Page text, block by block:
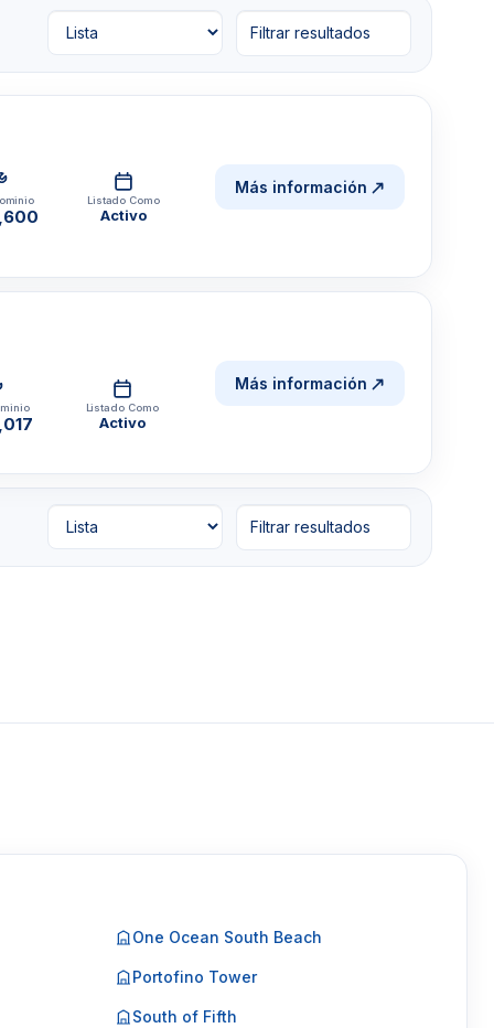
Filtrar resultados
Listado Como
Activo
Más información
Listado Como
Activo
Más información
Filtrar resultados
One Ocean South Beach
Portofino Tower
South of Fifth